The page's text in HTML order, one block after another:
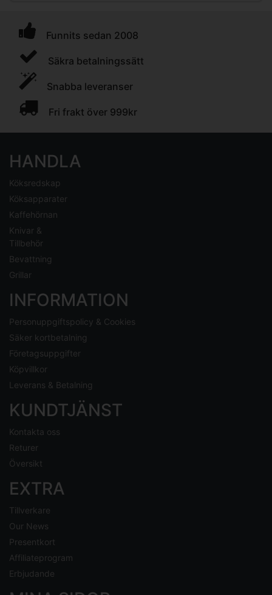
Funnits sedan 2008
Säkra betalningssätt
Snabba leveranser
Fri frakt över 999kr
HANDLA
Köksredskap
Köksapparater
Kaffehörnan
Knivar &
Tillbehör
Bevattning
Grillar
INFORMATION
Personuppgiftspolicy & Cookies
Säker kortbetalning
Företagsuppgifter
Köpvillkor
Leverans & Betalning
KUNDTJÄNST
Kontakta oss
Returer
Översikt
EXTRA
Tillverkare
Our News
Presentkort
Affiliateprogram
Erbjudande